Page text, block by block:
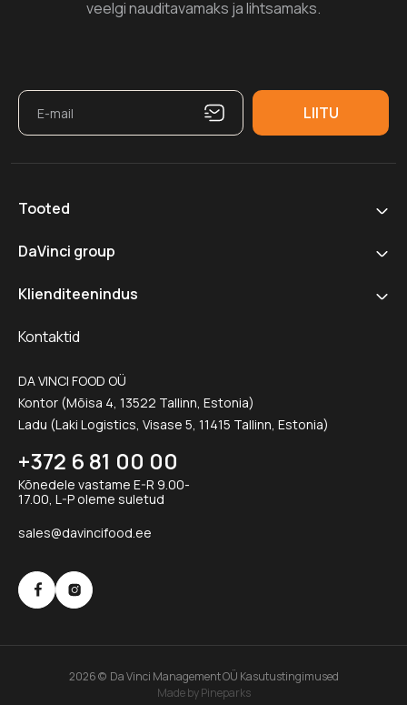
veelgi nauditavamaks ja lihtsamaks.
Tooted
DaVinci group
Klienditeenindus
Kontaktid
DA VINCI FOOD OÜ
Kontor (Mõisa 4, 13522 Tallinn, Estonia)
Ladu (Laki Logistics, Visase 5, 11415 Tallinn, Estonia)
+372 6 81 00 00
Kõnedele vastame E-R 9.00-
17.00, L-P oleme suletud
sales@davincifood.ee
2026 © Da Vinci Management OÜ Kasutustingimused
Made by Pineparks